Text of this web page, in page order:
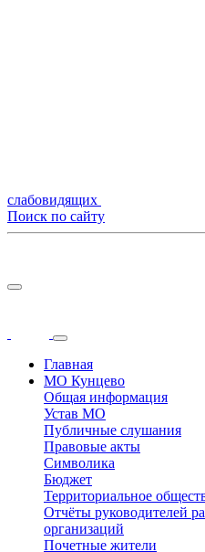
слабовидящих
Поиск по сайту
Главная
МО Кунцево
Общая информация
Устав МО
Публичные слушания
Правовые акты
Символика
Бюджет
Территориальное
Отчёты руководителей
организаций
Почетные жители